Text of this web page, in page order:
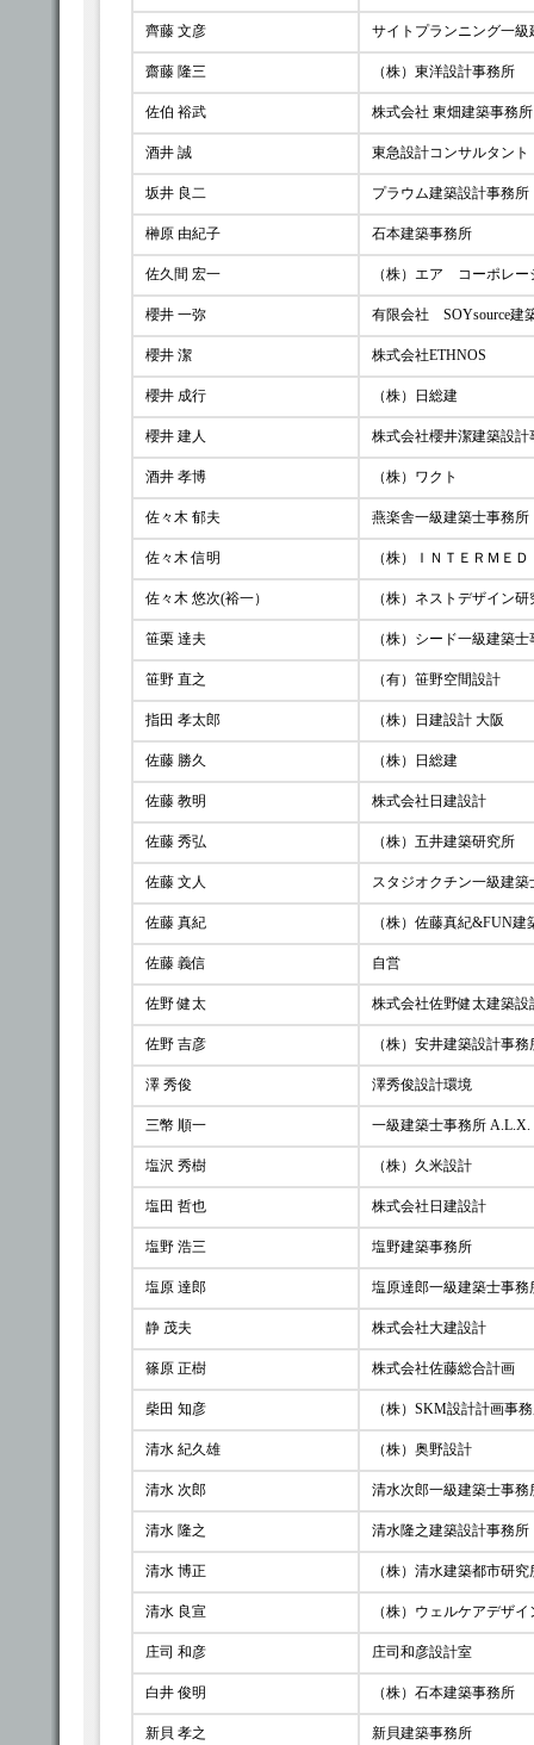
齊藤 文彦 サイトプランニング一
齋藤 隆三 （株）東洋設計事務所
佐伯 裕武 株式会社 東畑建築事務
酒井 誠 東急設計コンサルタント
坂井 良二 プラウム建築設計事務所
榊原 由紀子 石本建築事務所
佐久間 宏一 （株）エア コーポレ
櫻井 一弥 有限会社 SOYsource建
櫻井 潔 株式会社ETHNOS
櫻井 成行 （株）日総建
櫻井 建人 株式会社櫻井潔建築設
酒井 孝博 （株）ワクト
佐々木 郁夫 燕楽舎一級建築士事務所
佐々木 信明 （株）ＩＮＴＥＲＭＥ
佐々木 悠次(裕一） （株）ネストデザイン
笹栗 達夫 （株）シード一級建築
笹野 直之 （有）笹野空間設計
指田 孝太郎 （株）日建設計 大阪
佐藤 勝久 （株）日総建
佐藤 教明 株式会社日建設計
佐藤 秀弘 （株）五井建築研究所
佐藤 文人 スタジオクチン一級建
佐藤 真紀 （株）佐藤真紀&FUN
佐藤 義信 自営
佐野 健太 株式会社佐野健太建築
佐野 吉彦 （株）安井建築設計事
澤 秀俊 澤秀俊設計環境
三幣 順一 一級建築士事務所 A.L.X.
塩沢 秀樹 （株）久米設計
塩田 哲也 株式会社日建設計
塩野 浩三 塩野建築事務所
塩原 達郎 塩原達郎一級建築士事
静 茂夫 株式会社大建設計
篠原 正樹 株式会社佐藤総合計画
柴田 知彦 （株）SKM設計計画事
清水 紀久雄 （株）奥野設計
清水 次郎 清水次郎一級建築士事
清水 隆之 清水隆之建築設計事務所
清水 博正 （株）清水建築都市研
清水 良宣 （株）ウェルケアデザ
庄司 和彦 庄司和彦設計室
白井 俊明 （株）石本建築事務所
新貝 孝之 新貝建築事務所